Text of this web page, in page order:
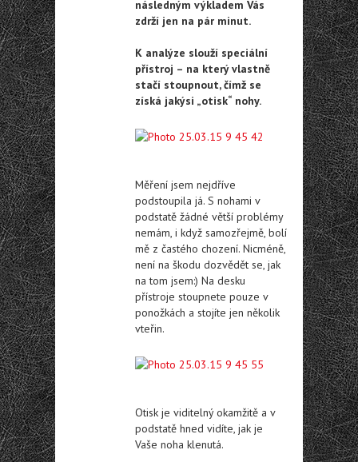
následným výkladem Vás
zdrží jen na pár minut.
K analýze slouží speciální
přístroj – na který vlastně
stačí stoupnout, čímž se
získá jakýsi „otisk“ nohy.
Měření jsem nejdříve
podstoupila já. S nohami v
podstatě žádné větší problémy
nemám, i když samozřejmě, bolí
mě z častého chození. Nicméně,
není na škodu dozvědět se, jak
na tom jsem:) Na desku
přístroje stoupnete pouze v
ponožkách a stojíte jen několik
vteřin.
Otisk je viditelný okamžitě a v
podstatě hned vidíte, jak je
Vaše noha klenutá.